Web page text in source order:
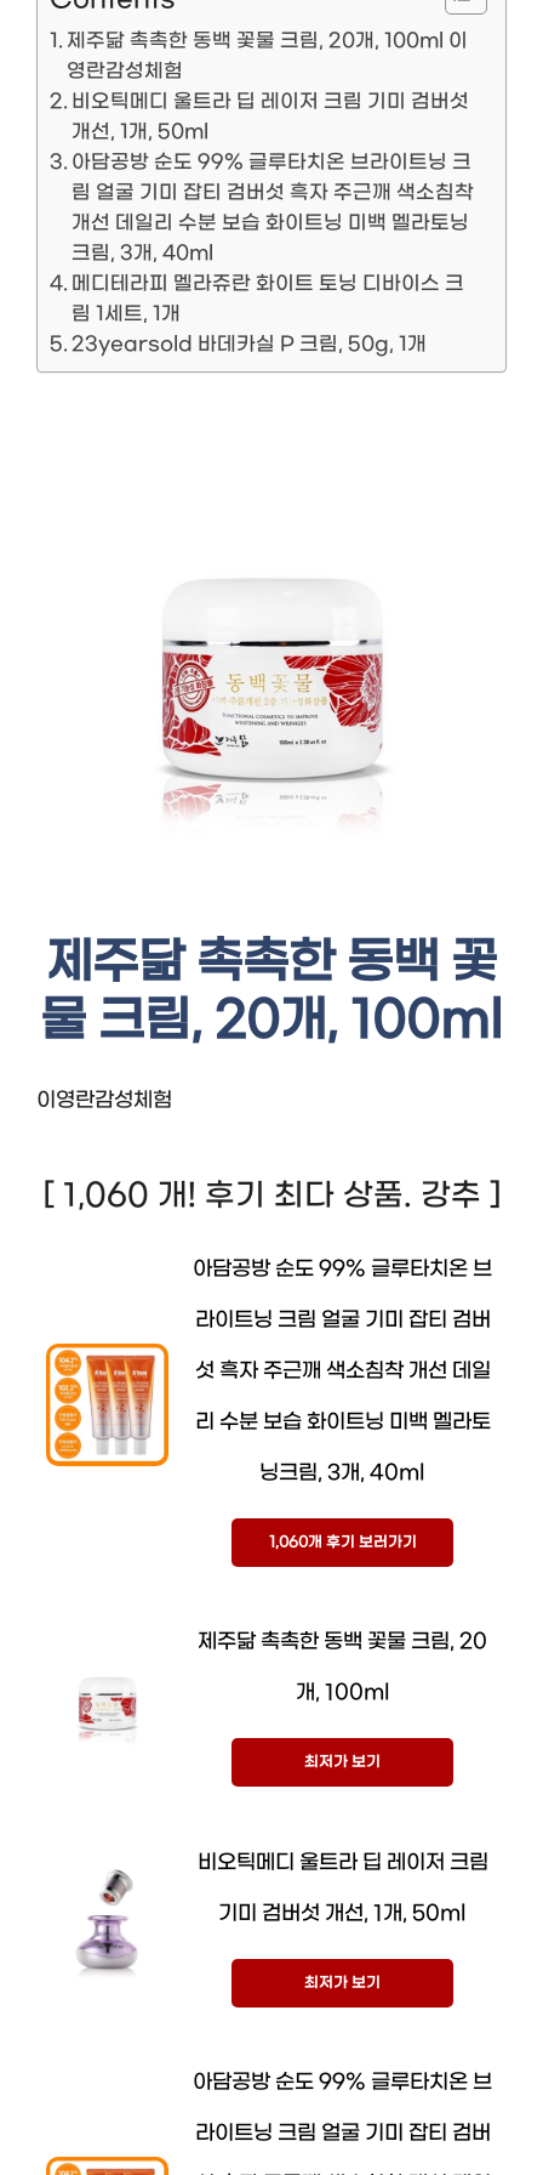
제주닮 촉촉한 동백 꽃물 크림, 20개, 100ml 이
영란감성체험
비오틱메디 울트라 딥 레이저 크림 기미 검버섯
개선, 1개, 50ml
아담공방 순도 99% 글루타치온 브라이트닝 크
림 얼굴 기미 잡티 검버섯 흑자 주근깨 색소침착
개선 데일리 수분 보습 화이트닝 미백 멜라토닝
크림, 3개, 40ml
메디테라피 멜라쥬란 화이트 토닝 디바이스 크
림 1세트, 1개
23yearsold 바데카실 P 크림, 50g, 1개
제주닮 촉촉한 동백 꽃
물 크림, 20개, 100ml
이영란감성체험
[ 1,060 개! 후기 최다 상품. 강추 ]
아담공방 순도 99% 글루타치온 브
라이트닝 크림 얼굴 기미 잡티 검버
섯 흑자 주근깨 색소침착 개선 데일
리 수분 보습 화이트닝 미백 멜라토
닝크림, 3개, 40ml
1,060개 후기 보러가기
제주닮 촉촉한 동백 꽃물 크림, 20
개, 100ml
최저가 보기
비오틱메디 울트라 딥 레이저 크림
기미 검버섯 개선, 1개, 50ml
최저가 보기
아담공방 순도 99% 글루타치온 브
라이트닝 크림 얼굴 기미 잡티 검버